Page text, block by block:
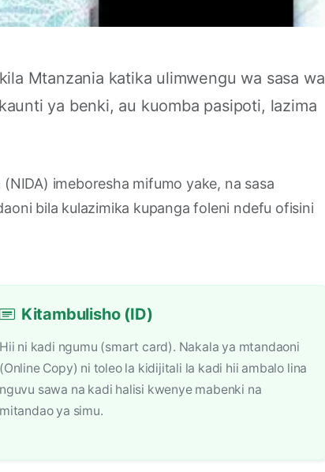
Mtanzania katika ulimwengu wa sasa wa
ya benki, au kuomba pasipoti, lazima
imeboresha mifumo yake, na sasa
bila kulazimika kupanga foleni ndefu ofisini
Kitambulisho (ID)
Hii ni kadi ngumu (smart card). Nakala ya mtandaoni
(Online Copy) ni toleo la kidijitali la kadi hii ambalo lina
nguvu sawa na kadi halisi kwenye mabenki na
mitandao ya simu.